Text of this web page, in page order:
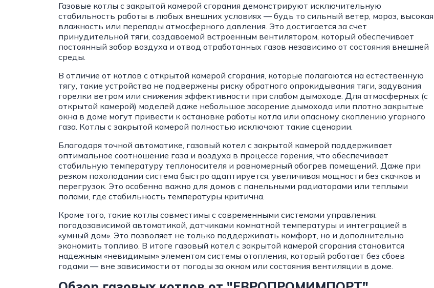
Газовые котлы с закрытой камерой сгорания демонстрируют исключительную
стабильность работы в любых внешних условиях — будь то сильный ветер, мороз, высокая
влажность или перепады атмосферного давления. Это достигается за счет
принудительной тяги, создаваемой встроенным вентилятором, который обеспечивает
постоянный забор воздуха и отвод отработанных газов независимо от состояния внешней
среды.
В отличие от котлов с открытой камерой сгорания, которые полагаются на естественную
тягу, такие устройства не подвержены риску обратного опрокидывания тяги, задувания
горелки ветром или снижения эффективности при слабом дымоходе. Для атмосферных (с
открытой камерой) моделей даже небольшое засорение дымохода или плотно закрытые
окна в доме могут привести к остановке работы котла или опасному скоплению угарного
газа. Котлы с закрытой камерой полностью исключают такие сценарии.
Благодаря точной автоматике, газовый котел с закрытой камерой поддерживает
оптимальное соотношение газа и воздуха в процессе горения, что обеспечивает
стабильную температуру теплоносителя и равномерный обогрев помещений. Даже при
резком похолодании система быстро адаптируется, увеличивая мощности без скачков и
перегрузок. Это особенно важно для домов с панельными радиаторами или теплыми
полами, где стабильность температуры критична.
Кроме того, такие котлы совместимы с современными системами управления:
погодозависимой автоматикой, датчиками комнатной температуры и интеграцией в
«умный дом». Это позволяет не только поддерживать комфорт, но и дополнительно
экономить топливо. В итоге газовый котел с закрытой камерой сгорания становится
надежным «невидимым» элементом системы отопления, который работает без сбоев
годами — вне зависимости от погоды за окном или состояния вентиляции в доме.